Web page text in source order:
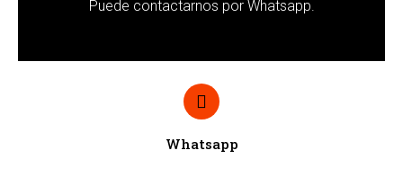
Puede contactarnos por Whatsapp.
Whatsapp